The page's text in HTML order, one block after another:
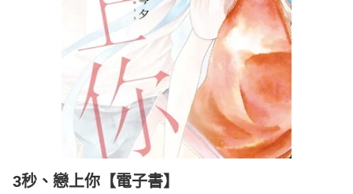
電子/紙本書
3秒、戀上你【電子書】